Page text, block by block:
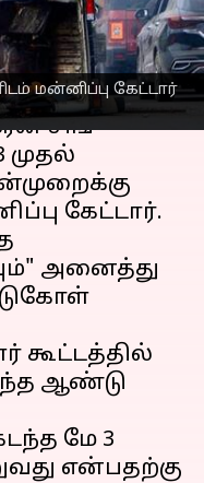
மன்னிப்பு கேட்டார்
05:03 pm
சிங்
முதல்
கேட்டார்.
அனைத்து
கூட்டத்தில்
ஆண்டு
மே 3
என்பதற்கு